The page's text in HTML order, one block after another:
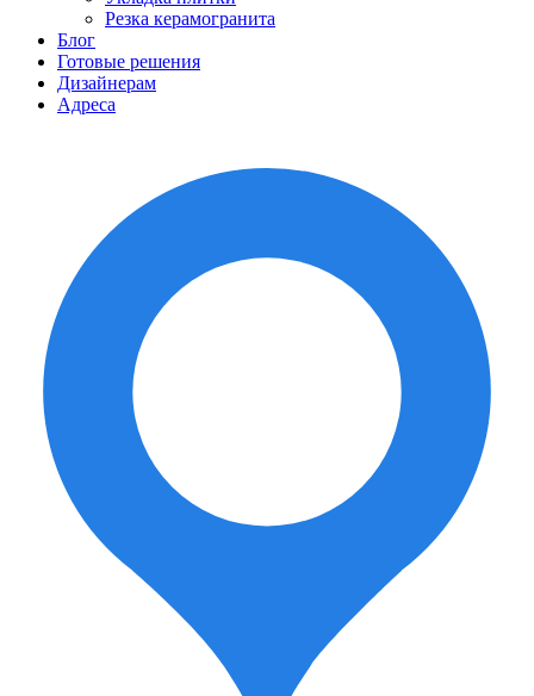
Резка керамогранита
Блог
Готовые решения
Дизайнерам
Адреса